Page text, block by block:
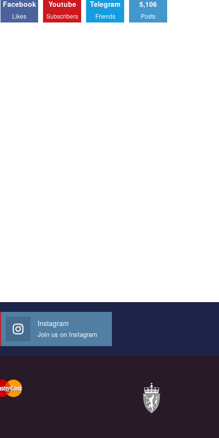
Facebook
Likes
Youtube
Subscribers
Telegram
Friends
5,106
Posts
Instagram
Join us on Instagram